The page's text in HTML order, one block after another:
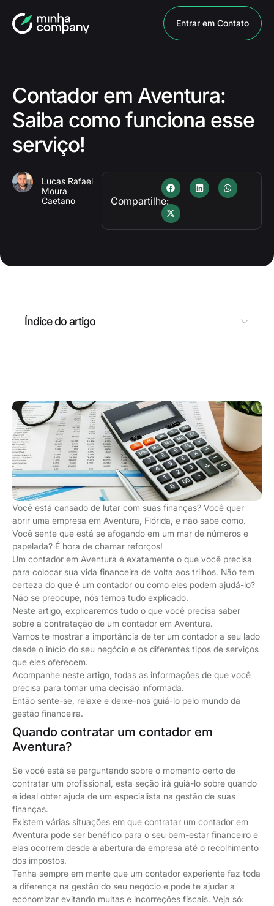
Entrar em Contato
Contador em Aventura:
Saiba como funciona esse
serviço!
Lucas Rafael
Moura
Caetano
Compartilhe:
Índice do artigo
Você está cansado de lutar com suas finanças? Você quer
abrir uma empresa em Aventura, Flórida, e não sabe como.
Você sente que está se afogando em um mar de números e
papelada? É hora de chamar reforços!
Um contador em Aventura é exatamente o que você precisa
para colocar sua vida financeira de volta aos trilhos. Não tem
certeza do que é um contador ou como eles podem ajudá-lo?
Não se preocupe, nós temos tudo explicado.
Neste artigo, explicaremos tudo o que você precisa saber
sobre a contratação de um contador em Aventura.
Vamos te mostrar a importância de ter um contador a seu lado
desde o início do seu negócio e os diferentes tipos de serviços
que eles oferecem.
Acompanhe neste artigo, todas as informações de que você
precisa para tomar uma decisão informada.
Então sente-se, relaxe e deixe-nos guiá-lo pelo mundo da
gestão financeira.
Quando contratar um contador em
Aventura?
Se você está se perguntando sobre o momento certo de
contratar um profissional, esta seção irá guiá-lo sobre quando
é ideal obter ajuda de um especialista na gestão de suas
finanças.
Existem várias situações em que contratar um contador em
Aventura pode ser benéfico para o seu bem-estar financeiro e
elas ocorrem desde a abertura da empresa até o recolhimento
dos impostos.
Tenha sempre em mente que um contador experiente faz toda
a diferença na gestão do seu negócio e pode te ajudar a
economizar evitando multas e incorreções fiscais. Veja só: